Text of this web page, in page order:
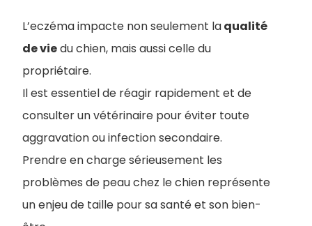
L’eczéma impacte non seulement laqualité
de viedu chien, mais aussi celle du
propriétaire.
Il est essentiel de réagir rapidement et de
consulter un vétérinaire pour éviter toute
aggravation ou infection secondaire.
Prendre en charge sérieusement les
problèmes de peau chez le chien représente
un enjeu de taille pour sa santé et son bien-